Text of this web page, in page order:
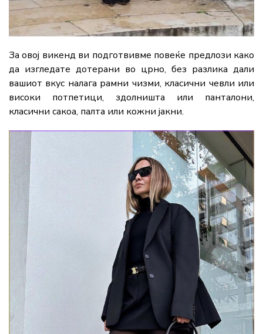
За овој викенд ви подготвивме повеќе предлози како
да изгледате дотерани во црно, без разлика дали
вашиот вкус налага рамни чизми, класични чевли или
високи потпетици, здолништа или панталони,
класични сакоа, палта или кожни јакни.